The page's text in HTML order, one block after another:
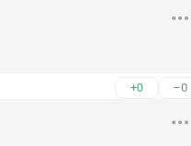
+0 –0